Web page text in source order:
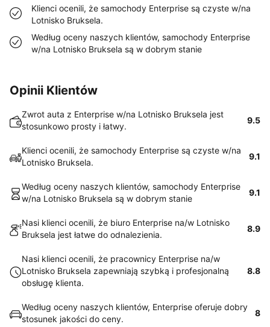
Klienci ocenili, że samochody Enterprise są czyste w/na
Lotnisko Bruksela.
Według oceny naszych klientów, samochody Enterprise
w/na Lotnisko Bruksela są w dobrym stanie
Opinii Klientów
Zwrot auta z Enterprise w/na Lotnisko Bruksela jest
stosunkowo prosty i łatwy.
9.5
Klienci ocenili, że samochody Enterprise są czyste w/na
Lotnisko Bruksela.
9.1
Według oceny naszych klientów, samochody Enterprise
w/na Lotnisko Bruksela są w dobrym stanie
9.1
Nasi klienci ocenili, że biuro Enterprise na/w Lotnisko
Bruksela jest łatwe do odnalezienia.
8.9
Nasi klienci ocenili, że pracownicy Enterprise na/w
Lotnisko Bruksela zapewniają szybką i profesjonalną
obsługę klienta.
8.8
Według oceny naszych klientów, Enterprise oferuje dobry
stosunek jakości do ceny.
8